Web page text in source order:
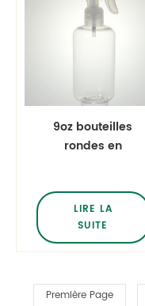
9oz bouteilles
rondes en
bouteilles en vrac
pour animaux de
compagnie
LIRE LA
SUITE
Première Page